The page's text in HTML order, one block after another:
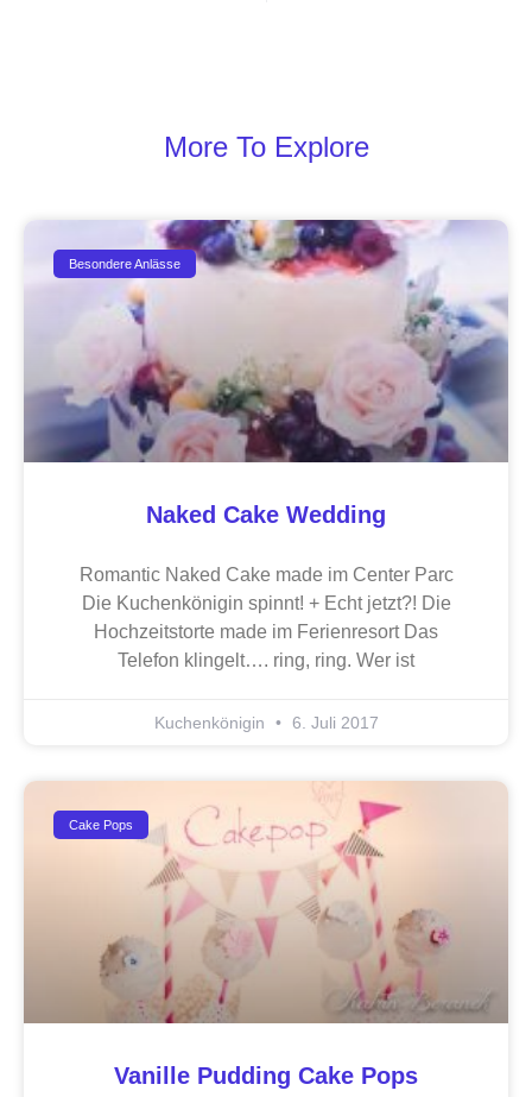
More To Explore
Besondere Anlässe
Naked Cake Wedding
Romantic Naked Cake made im Center Parc
Die Kuchenkönigin spinnt! + Echt jetzt?! Die
Hochzeitstorte made im Ferienresort Das
Telefon klingelt…. ring, ring. Wer ist
Kuchenkönigin 6. Juli 2017
Cake Pops
Vanille Pudding Cake Pops